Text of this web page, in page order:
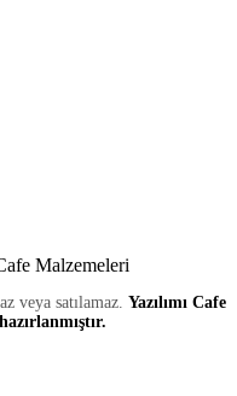
veya satılamaz. Yazılımı Cafe